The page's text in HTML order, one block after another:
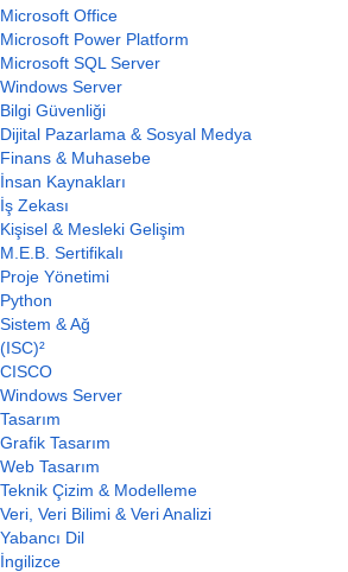
Microsoft Office
Microsoft Power Platform
Microsoft SQL Server
Windows Server
Bilgi Güvenliği
Dijital Pazarlama & Sosyal Medya
Finans & Muhasebe
İnsan Kaynakları
İş Zekası
Kişisel & Mesleki Gelişim
M.E.B. Sertifikalı
Proje Yönetimi
Python
Sistem & Ağ
(ISC)²
CISCO
Windows Server
Tasarım
Grafik Tasarım
Web Tasarım
Teknik Çizim & Modelleme
Veri, Veri Bilimi & Veri Analizi
Yabancı Dil
İngilizce